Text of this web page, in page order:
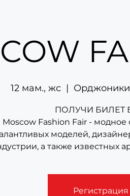
12 мам., жс
  |
ПОЛУЧИ БИЛЕТ
Moscow Fashion Fair -
моделей,
а также известных